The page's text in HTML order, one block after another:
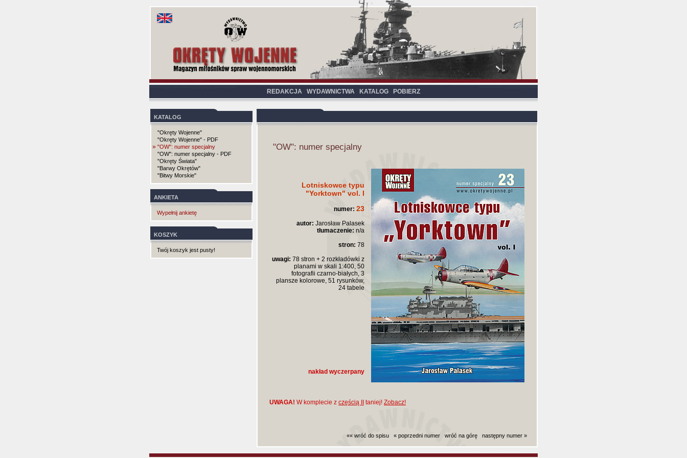
REDAKCJA WYDAWNICTWA KATALOG POBIERZ
KATALOG
"Okręty Wojenne"
"Okręty Wojenne" - PDF
» "OW": numer specjalny
"OW": numer specjalny - PDF
"Okręty Świata"
"Barwy Okrętów"
"Bitwy Morskie"
ANKIETA
Wypełnij ankietę
KOSZYK
Twój koszyk jest pusty!
"OW": numer specjalny
Lotniskowce typu
"Yorktown" vol. I
numer: 23
autor: Jarosław Palasek
tłumaczenie: n/a
stron: 78
uwagi: 78 stron + 2 rozkładówki z
planami w skali 1:400, 50
fotografii czarno-białych, 3
plansze kolorowe, 51 rysunków,
24 tabele
nakład wyczerpany
UWAGA! W komplecie z częścią II taniej! Zobacz!
«« wróć do spisu « poprzedni numer wróć na górę następny numer »